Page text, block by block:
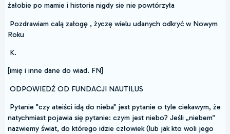
żałobie po mamie i historia nigdy sie nie powtórzyła
Pozdrawiam calą załogę , życzę wielu udanych odkryć w Nowym
Roku
K.
[imię i inne dane do wiad. FN]
ODPOWIEDŹ OD FUNDACJI NAUTILUS
Pytanie "czy ateiści idą do nieba" jest pytanie o tyle ciekawym, że
natychmiast pojawia się pytanie: czym jest niebo? Jeśli „niebem”
nazwiemy świat, do którego idzie człowiek (lub jak kto woli jego